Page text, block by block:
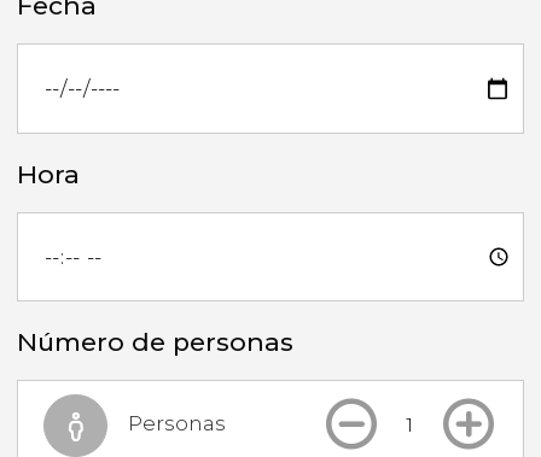
Hora
Número de personas
Personas